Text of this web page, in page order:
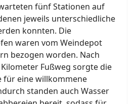
fünf Stationen auf
jeweils unterschiedliche
konnten. Die
waren vom Weindepot
bezogen worden. Nach
Fußweg sorgte die
für eine willkommene
standen auch Wasser